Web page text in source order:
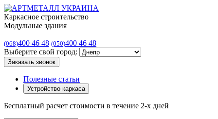
Каркасное строительство
Модульные здания
(068)400 46 48 (050)400 46 48
Выберите свой город:
Заказать звонок
Полезные статьи
Устройство каркаса
Бесплатный расчет стоимости в течение 2-х дней